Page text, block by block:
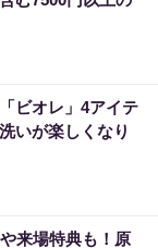
ビオレ」4アイテ
いが楽しくなり
来場特典も！原